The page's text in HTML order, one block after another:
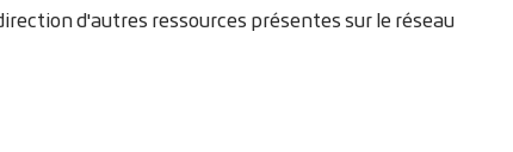
d'autres ressources présentes sur le réseau